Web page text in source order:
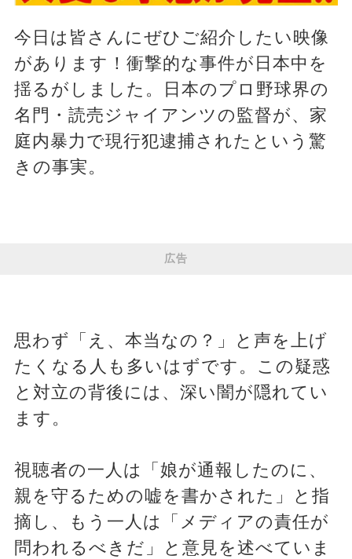
今日は皆さんにぜひご紹介したい映像
があります！衝撃的な事件が日本中を
揺るがしました。日本のプロ野球界の
名門・読売ジャイアンツの監督が、家
庭内暴力で現行犯逮捕されたという驚
きの事実。
広告
思わず「え、本当なの？」と声を上げ
たくなる人も多いはずです。この疑惑
と対立の背後には、深い闇が隠れてい
ます。
視聴者の一人は「娘が通報したのに、
親を守るための嘘を書かされた」と指
摘し、もう一人は「メディアの責任が
問われるべきだ」と意見を述べていま